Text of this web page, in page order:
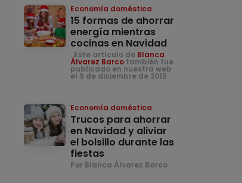
Economía doméstica
15 formas de ahorrar
energía mientras
cocinas en Navidad
. Este artículo de Blanca
Álvarez Barco también fue
publicado en nuestra web
el 9 de diciembre de 2015
Economía doméstica
Trucos para ahorrar
en Navidad y aliviar
el bolsillo durante las
fiestas
Por Blanca Álvarez Barco